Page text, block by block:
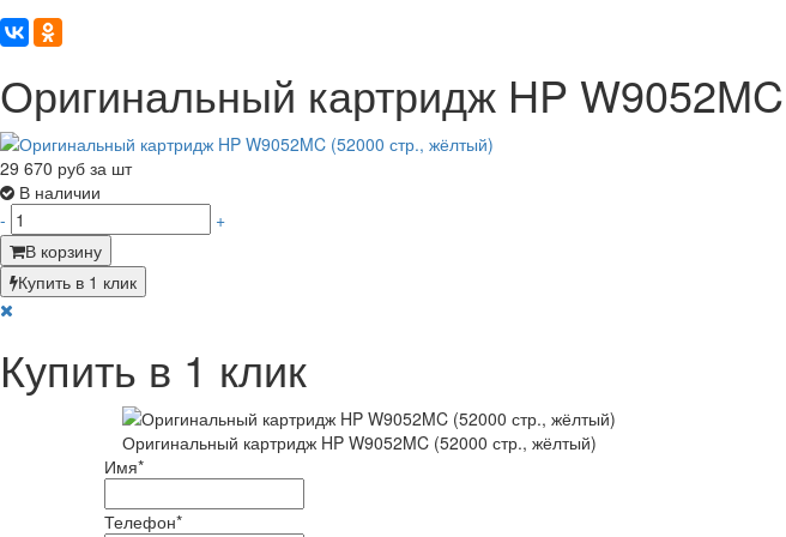
Оригинальный картридж HP
29 670 руб за шт
В наличии
-
+
В корзину
Купить в 1 клик
Купить в 1 клик
Оригинальный картридж HP W9052MC (52000 стр., жёлтый)
Имя*
Телефон*